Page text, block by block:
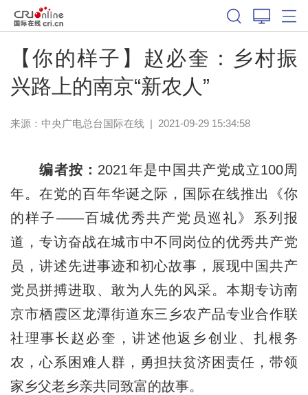
【你的样子】赵必奎：乡村振
兴路上的南京“新农人”
来源：中央广电总台国际在线| 2021-09-29 15:34:58
编者按： 2021年是中国共产党成立100周
年。在党的百年华诞之际，国际在线推出《你
的样子——百城优秀共产党员巡礼》系列报
道，专访奋战在城市中不同岗位的优秀共产党
员，讲述先进事迹和初心故事，展现中国共产
党员拼搏进取、敢为人先的风采。本期专访南
京市栖霞区龙潭街道东三乡农产品专业合作联
社理事长赵必奎，讲述他返乡创业、扎根务
农，心系困难人群，勇担扶贫济困责任，带领
家乡父老乡亲共同致富的故事。